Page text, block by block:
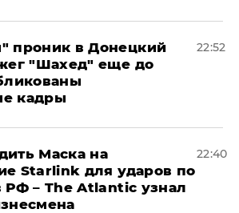
проник в Донецкий
"Шахед" еще до
кадры
22:52
Маска на
Starlink для ударов по
РФ – The Atlantic узнал
22:40